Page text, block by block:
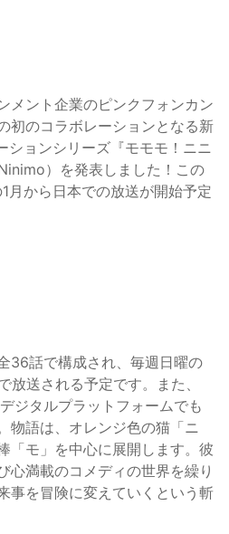
メント企業のピンクフォンカン
初のコラボレーションとなる新
ションシリーズ『モモモ！ニニ
）を発表しました！この
月から日本での放送が開始予定
36話で構成され、毎週日曜の
放送される予定です。また、
ジタルプラットフォームでも
物語は、オレンジ色の猫「ニ
「モ」を中心に展開します。彼
心満載のコメディの世界を繰り
事を冒険に変えていくという斬